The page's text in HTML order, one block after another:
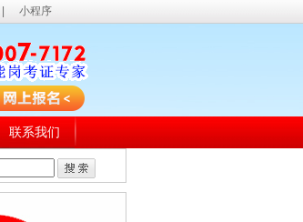
小程序
联系我们